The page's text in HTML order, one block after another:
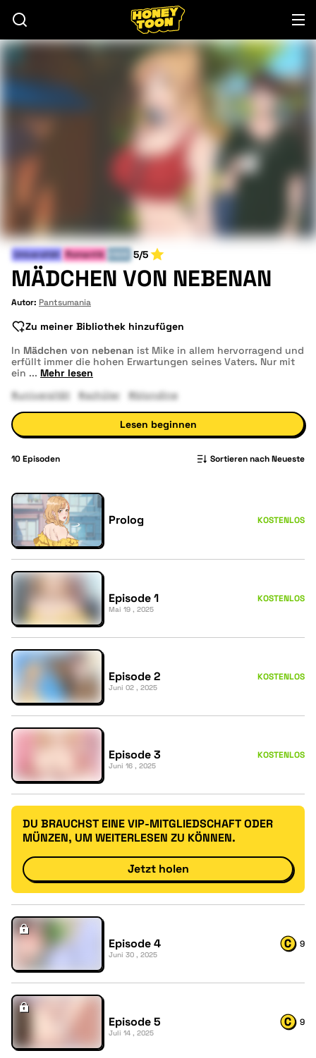
Universität Romantik 5/5
MÄDCHEN VON NEBENAN
Autor: Pantsumania
Zu meiner Bibliothek hinzufügen
In Mädchen von nebenan ist Mike in allem hervorragend und
erfüllt immer die hohen Erwartungen seines Vaters. Nur mit
ein ... Mehr lesen
#universität
#schüler #blondine
Lesen beginnen
10Episoden Sortieren nach Neueste
Prolog KOSTENLOS
Episode 1
Mai 19 , 2025
KOSTENLOS
Episode 2
Juni 02 , 2025
KOSTENLOS
Episode 3
Juni 16 , 2025
KOSTENLOS
DU BRAUCHST EINE VIP-MITGLIEDSCHAFT ODER
MÜNZEN, UM WEITERLESEN ZU KÖNNEN.
Jetzt holen
Episode 4
Juni 30 , 2025
9
Episode 5
Juli 14 , 2025
9